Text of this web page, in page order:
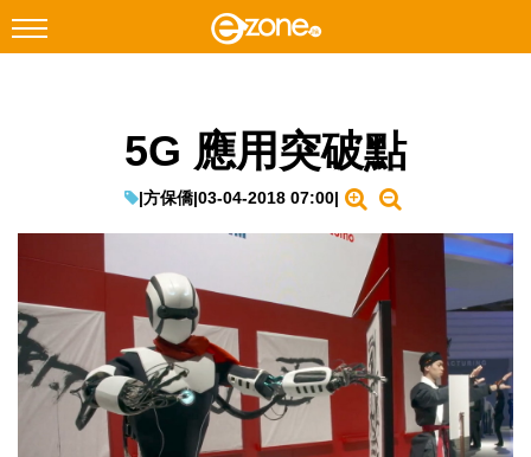
Instagram
網絡生活
教學評測
EduTech
IT Times
5G 應用突破點
|方保僑|03-04-2018 07:00|